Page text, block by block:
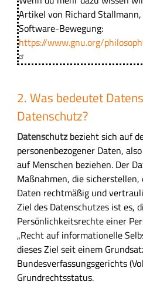
Artikel von Richard
Software-Bewegung:
https://www.gnu.org/
2. Was bedeutet
Datenschutz?
Datenschutzbezieht sich auf
personenbezogener Daten,
auf Menschen beziehen. Der
Maßnahmen, die sicherstellen,
Daten rechtmäßig und
Ziel des Datenschutzes ist es,
Persönlichkeitsrechte einer
„Recht auf informationelle
dieses Ziel seit einem
Bundesverfassungsgerichts
Grundrechtsstatus.